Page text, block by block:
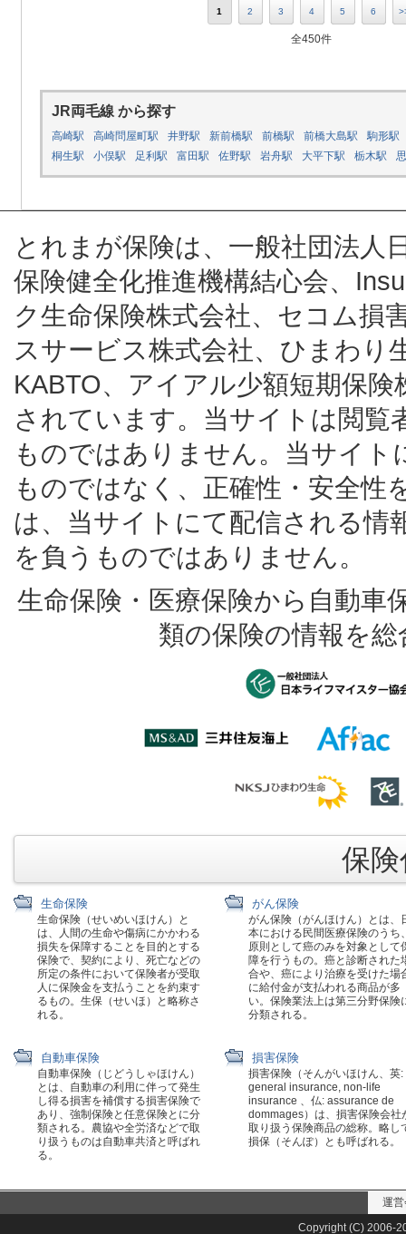
1 2 3 4 5 6
全450件
JR両毛線 から探す
高崎駅 高崎問屋町駅 井野駅 新前橋駅 前橋駅 前橋大島駅
駒形駅
桐生駅
小俣駅 足利駅 富田駅 佐野駅 岩舟駅 大平下駅 栃木駅
とれまが保険は、一般社団法人
保険健全化推進機構結心会、
ク生命保険株式会社、セコム損
スサービス株式会社、ひまわり
KABTO、アイアル少額短期保
されています。当サイトは閲覧
ものではありません。当サイ
ものではなく、正確性・安全性
は、当サイトにて配信される情
を負うものではありません。
生命保険・医療保険から自動車
類の保険の情報を
保
生命保険
生命保険（せいめいほけん）と
は、人間の生命や傷病にかかわる
損失を保障することを目的とする
保険で、契約により、死亡などの
所定の条件において保険者が受取
人に保険金を支払うことを約束す
るもの。生保（せいほ）と略称さ
れる。
がん保険
がん保険（がんほけん）とは、
本における民間医療保険のうち
原則として癌のみを対象として
障を行うもの。癌と診断された
合や、癌により治療を受けた場
に給付金が支払われる商品が多
い。保険業法上は第三分野保険
分類される。
自動車保険
自動車保険（じどうしゃほけん）
とは、自動車の利用に伴って発生
し得る損害を補償する損害保険で
あり、強制保険と任意保険とに分
類される。農協や全労済などで取
り扱うものは自動車共済と呼ばれ
る。
損害保険
損害保険（そんがいほけん、英:
general insurance, non-life
insurance 、仏: assurance de
dommages）は、損害保険会社
取り扱う保険商品の総称。略し
損保（そんぽ）とも呼ばれる。
運
Copyright (C) 2006-